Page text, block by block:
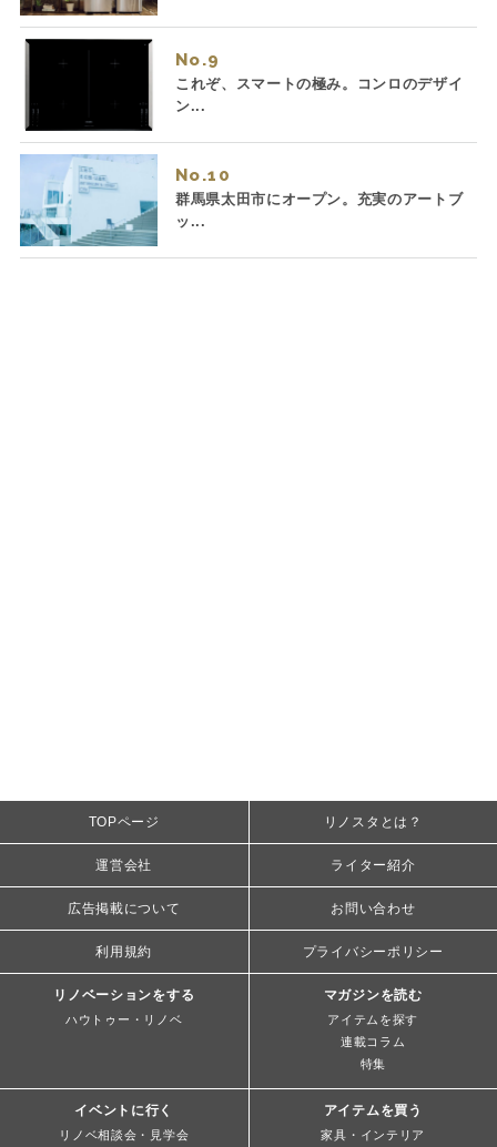
No.
これぞ、スマートの極み。コンロのデザイ
ン...
No.
群馬県太田市にオープン。充実のアートブ
ッ...
TOPページ リノスタとは？
運営会社 ライター紹介
広告掲載について お問い合わせ
利用規約 プライバシーポリシー
リノベーションをする
ハウトゥー・リノベ
マガジンを読む
アイテムを探す
連載コラム
特集
イベントに行く
リノベ相談会・見学会
アイテムを買う
家具・インテリア